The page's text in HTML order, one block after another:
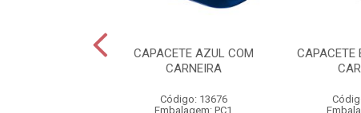
CAPACETE AZUL COM
CARNEIRA
Código: 13676
Embalagem: PC1
CAPACETE